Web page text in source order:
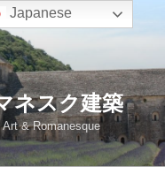
ネスク建築
& Romanesque
Japanese